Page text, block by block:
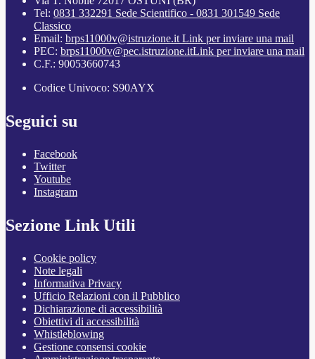
Tel: 0831 332291 Sede Scientifico - 0831 301549 Sede
Classico
Email: brps11000v@istruzione.it Link per inviare una mail
PEC: brps11000v@pec.istruzione.itLink per inviare una mail
C.F.: 90053660743
Codice Univoco: S90AYX
Seguici su
Facebook
Twitter
Youtube
Instagram
Sezione Link Utili
Cookie policy
Note legali
Informativa Privacy
Ufficio Relazioni con il Pubblico
Dichiarazione di accessibilità
Obiettivi di accessibilità
Whistleblowing
Gestione consensi cookie